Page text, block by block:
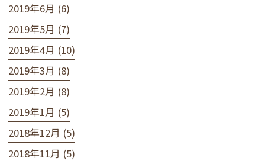
2019年6月 (6)
2019年5月 (7)
2019年4月 (10)
2019年3月 (8)
2019年2月 (8)
2019年1月 (5)
2018年12月 (5)
2018年11月 (5)